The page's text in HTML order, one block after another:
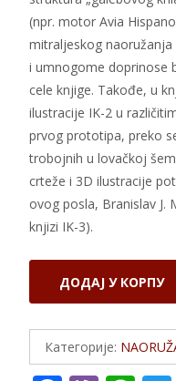
(npr. motor Avia
mitraljeskog
i umnogome doprinose
cele knjige. Takođe, u
ilustracije IK-2 u
prvog prototipa, preko
trobojnih u lovačkoj
crteže i 3D ilustracije
ovog posla, Branislav J.
knjizi IK-3).
количина
ДОДАЈ У КОРПУ
Категорије: